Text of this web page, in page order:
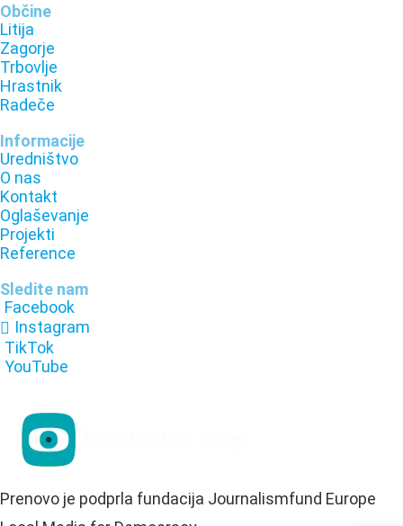
Občine
Litija
Zagorje
Trbovlje
Hrastnik
Radeče
Informacije
Uredništvo
O nas
Kontakt
Oglaševanje
Projekti
Reference
Sledite nam
Facebook
Instagram
TikTok
YouTube
Prenovo je podprla fundacija Journalismfund Europe